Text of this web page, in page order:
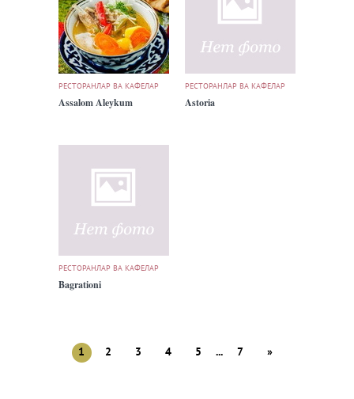
РЕСТОРАНЛАР ВА КАФЕЛАР
Assalom Aleykum
РЕСТОРАНЛАР ВА КАФЕЛАР
Astoria
РЕСТОРАНЛАР ВА КАФЕЛАР
Bagrationi
1 2 3 4 5 ... 7 »